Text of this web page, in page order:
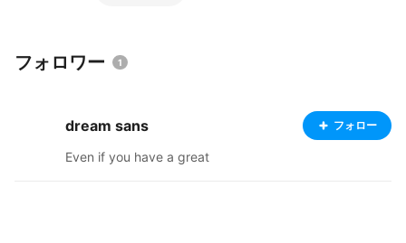
フォロワー 1
dream sans フォロー
Even if you have a great